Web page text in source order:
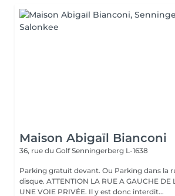
Maison Abigaïl Bianconi
36, rue du GolfSenningerberg L-1638
Parking gratuit devant. Ou Parking dans la
disque. ATTENTION LA RUE A GAUCHE DE
UNE VOIE PRIVÉE. Il y est donc interdit...